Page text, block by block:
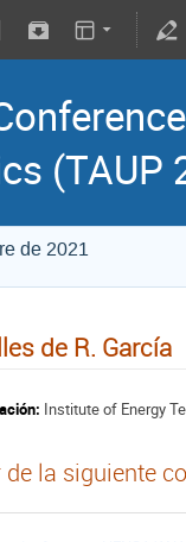
(TAUP
de 2021
de R. García
Institute of Energy
de la siguiente